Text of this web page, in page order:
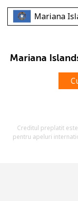
Minim 8 litere
Mariana
Creditul preplatit
pentru apeluri